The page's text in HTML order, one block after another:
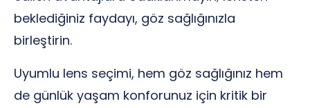
beklediğiniz faydayı, göz sağlığınızla
birleştirin.
Uyumlu lens seçimi, hem göz sağlığınız hem
de günlük yaşam konforunuz için kritik bir